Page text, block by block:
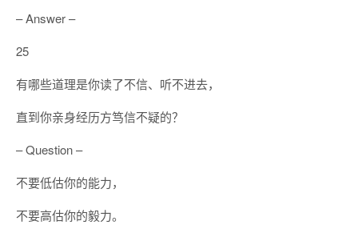
– Answer –
25
有哪些道理是你读了不信、听不进去，
直到你亲身经历方笃信不疑的？
– Question –
不要低估你的能力，
不要高估你的毅力。